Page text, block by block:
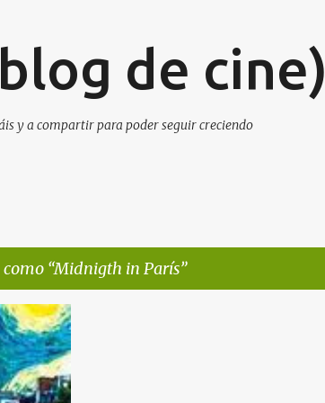
de cine)
y a compartir para poder seguir creciendo
Midnigth in París